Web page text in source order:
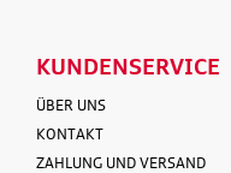
KUNDENSERVICE
ÜBER UNS
KONTAKT
ZAHLUNG UND VERSAND